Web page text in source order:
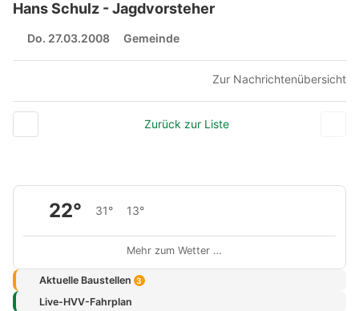
Hans Schulz - Jagdvorsteher
Do. 27.03.2008 Gemeinde
Zur Nachrichtenübersicht
Zurück zur Liste
22° 31° 13°
Mehr zum Wetter …
Aktuelle Baustellen 3
Live-HVV-Fahrplan